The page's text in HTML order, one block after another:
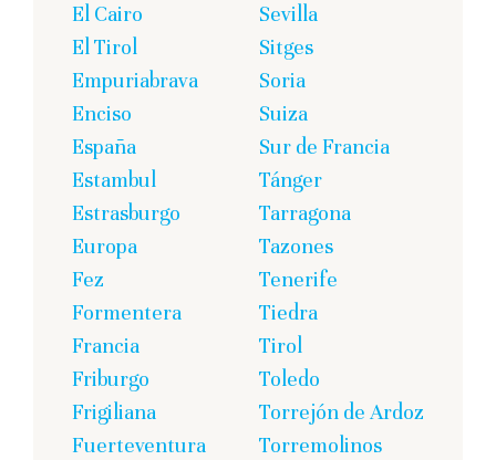
El Cairo
El Tirol
Empuriabrava
Enciso
España
Estambul
Estrasburgo
Europa
Fez
Formentera
Francia
Friburgo
Frigiliana
Fuerteventura
Sevilla
Sitges
Soria
Suiza
Sur de Francia
Tánger
Tarragona
Tazones
Tenerife
Tiedra
Tirol
Toledo
Torrejón de Ardoz
Torremolinos